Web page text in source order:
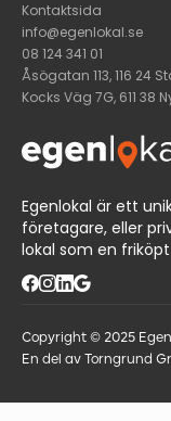
Egenlokal är ett
företagare, eller
lokal som en
Kontaktsida
info@egenlokal.se
08 124 341 01
Åsögatan 113, 116 24
Kocks Väg 7G, 611 38
Copyright © 2025
En del av Torngrund